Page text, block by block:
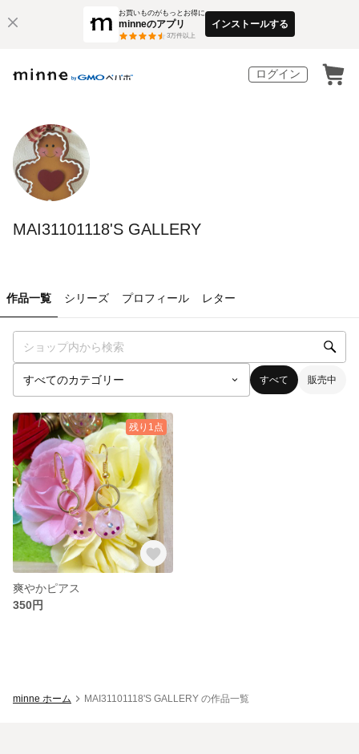
お買いものがもっとお得に
minneのアプリ
3万件以上
インストールする
ログイン
MAI31101118'S GALLERY
作品一覧 シリーズ プロフィール レター
すべて 販売中
残り1点
爽やかピアス
350円
minne ホーム MAI31101118'S GALLERY の作品一覧